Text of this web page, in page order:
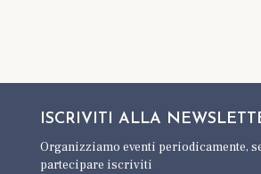
ISCRIVITI ALLA
Organizziamo eventi periodicamente,
partecipare iscriviti